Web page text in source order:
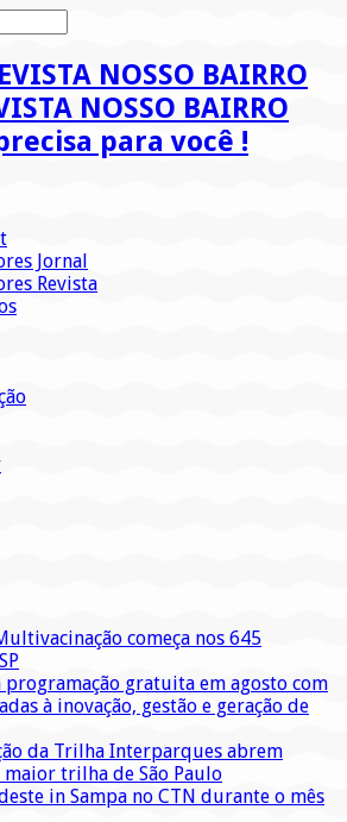
NOSSO BAIRRO
para você !
Jornal
Revista
começa nos 645
programação gratuita em agosto com
à inovação, gestão e geração de
da Trilha Interparques abrem
maior trilha de São Paulo
in Sampa no CTN durante o mês